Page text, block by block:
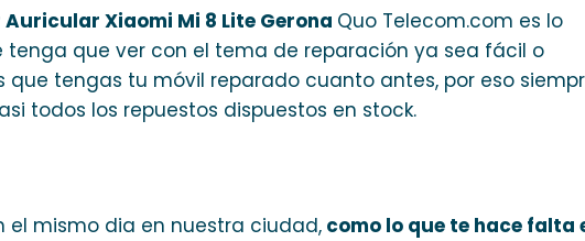
Auricular Xiaomi Mi 8 Lite Gerona Quo Telecom.com es lo
tenga que ver con el tema de reparación ya sea fácil o
tengas tu móvil reparado cuanto antes, por eso
todos los repuestos dispuestos en stock.
el mismo dia en nuestra ciudad, como lo que te hace falta